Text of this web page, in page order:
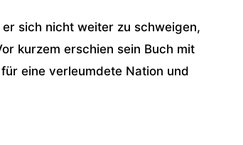
sich nicht weiter zu schweigen,
kurzem erschien sein Buch mit
eine verleumdete Nation und